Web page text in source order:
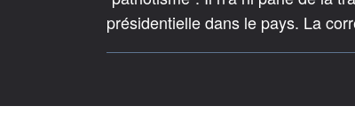
présidentielle dans le pays. La